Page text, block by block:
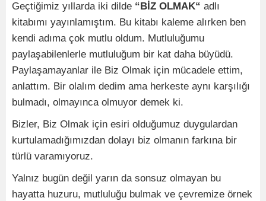
Geçtiğimiz yıllarda iki dilde “BİZ OLMAK“ adlı
kitabımı yayınlamıştım. Bu kitabı kaleme alırken ben
kendi adıma çok mutlu oldum. Mutluluğumu
paylaşabilenlerle mutluluğum bir kat daha büyüdü.
Paylaşamayanlar ile Biz Olmak için mücadele ettim,
anlattım. Bir olalım dedim ama herkeste aynı karşılığı
bulmadı, olmayınca olmuyor demek ki.
Bizler, Biz Olmak için esiri olduğumuz duygulardan
kurtulamadığımızdan dolayı biz olmanın farkına bir
türlü varamıyoruz.
Yalnız bugün değil yarın da sonsuz olmayan bu
hayatta huzuru, mutluluğu bulmak ve çevremize örnek